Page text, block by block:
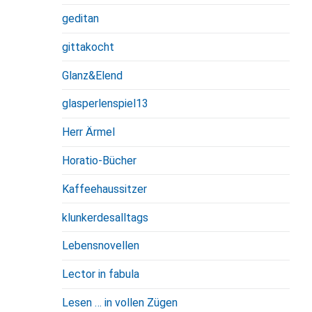
geditan
gittakocht
Glanz&Elend
glasperlenspiel13
Herr Ärmel
Horatio-Bücher
Kaffeehaussitzer
klunkerdesalltags
Lebensnovellen
Lector in fabula
Lesen … in vollen Zügen